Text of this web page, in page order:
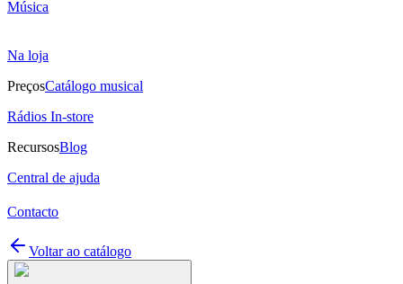
Música
Na loja
PreçosCatálogo musical
Rádios In-store
RecursosBlog
Central de ajuda
Contacto
Voltar ao catálogo